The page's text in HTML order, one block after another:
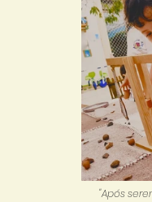
"Após